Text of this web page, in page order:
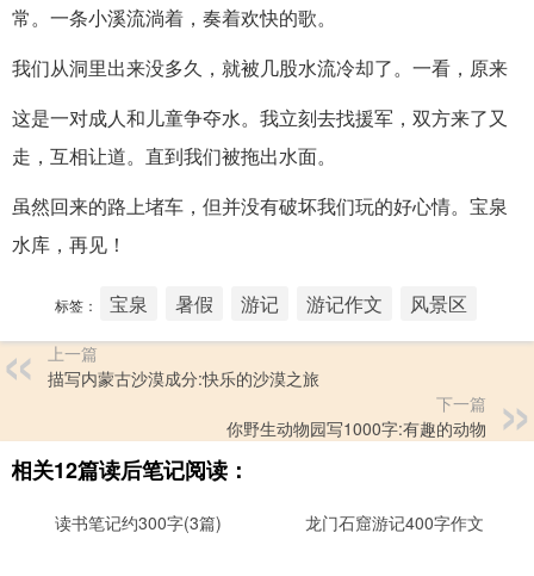
常。一条小溪流淌着，奏着欢快的歌。
我们从洞里出来没多久，就被几股水流冷却了。一看，原来
这是一对成人和儿童争夺水。我立刻去找援军，双方来了又
走，互相让道。直到我们被拖出水面。
虽然回来的路上堵车，但并没有破坏我们玩的好心情。宝泉
水库，再见！
标签： 宝泉 暑假 游记 游记作文 风景区
上一篇
描写内蒙古沙漠成分:快乐的沙漠之旅
下一篇
你野生动物园写1000字:有趣的动物
相关12篇读后笔记阅读：
读书笔记约300字(3篇) 龙门石窟游记400字作文